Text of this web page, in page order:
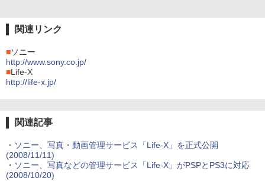
関連リンク
■ソニー
http://www.sony.co.jp/
■Life-X
http://life-x.jp/
関連記事
・ ソニー、写真・動画管理サービス「Life-X」を正式公開
(2008/11/11)
・ ソニー、写真などの管理サービス「Life-X」がPSPとPS3に対応
(2008/10/20)